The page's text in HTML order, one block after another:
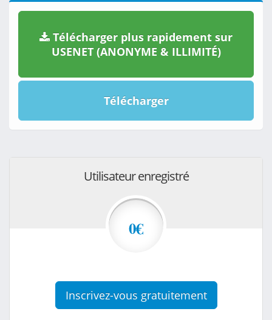
Télécharger plus rapidement sur
USENET (ANONYME & ILLIMITÉ)
Télécharger
Utilisateur enregistré
0€
Inscrivez-vous gratuitement